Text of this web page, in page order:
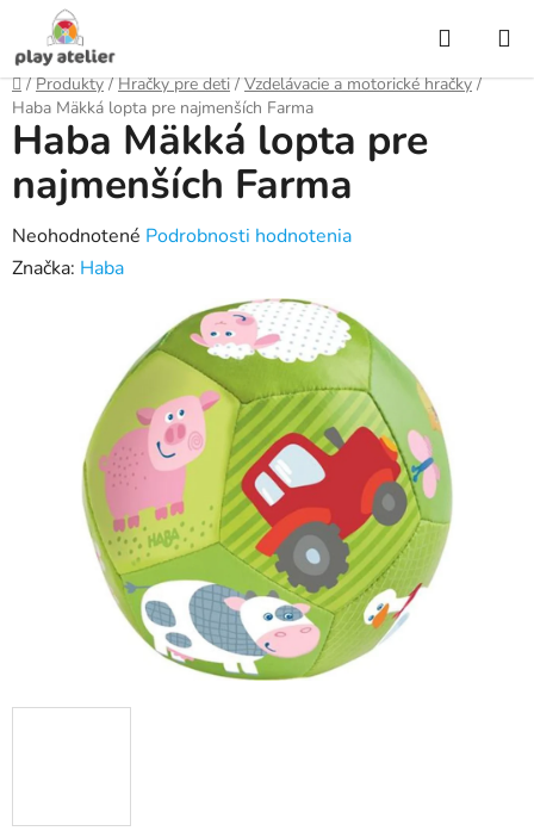
obsah
Hľadať
Domov
/ Produkty / Hračky pre deti / Vzdelávacie a motorické hračky /
Haba Mäkká lopta pre najmenších Farma
Haba Mäkká lopta pre
najmenších Farma
Priemerné
hodnotenie
hviezdičiek.
Neohodnotené Podrobnosti hodnotenia
Značka: Haba